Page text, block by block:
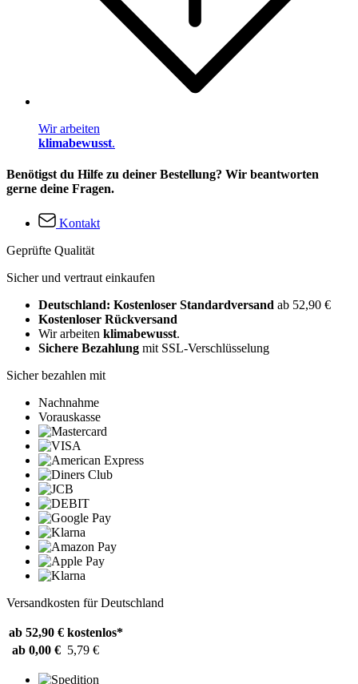
Wir arbeiten
klimabewusst.
Benötigst du Hilfe zu deiner Bestellung? Wir beantworten
gerne deine Fragen.
Kontakt
Geprüfte Qualität
Sicher und vertraut einkaufen
Deutschland: Kostenloser Standardversand ab 52,90 €
Kostenloser Rückversand
Wir arbeiten klimabewusst.
Sichere Bezahlung mit SSL-Verschlüsselung
Sicher bezahlen mit
Nachnahme
Vorauskasse
Versandkosten für Deutschland
ab 52,90 € kostenlos*
ab 0,00 € 5,79 €